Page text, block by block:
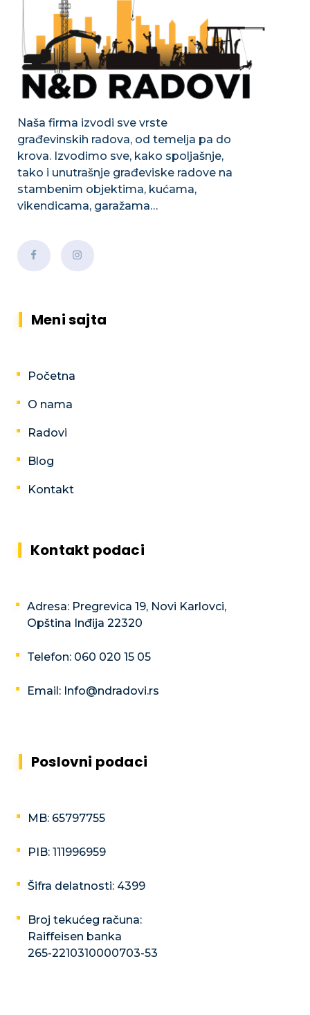
Naša firma izvodi sve vrste
građevinskih radova, od temelja pa do
krova. Izvodimo sve, kako spoljašnje,
tako i unutrašnje građeviske radove na
stambenim objektima, kućama,
vikendicama, garažama…
Meni sajta
Početna
O nama
Radovi
Blog
Kontakt
Kontakt podaci
Adresa: Pregrevica 19, Novi Karlovci,
Opština Inđija 22320
Telefon: 060 020 15 05
Email: Info@ndradovi.rs
Poslovni podaci
MB: 65797755
PIB: 111996959
Šifra delatnosti: 4399
Broj tekućeg računa:
Raiffeisen banka
265-2210310000703-53